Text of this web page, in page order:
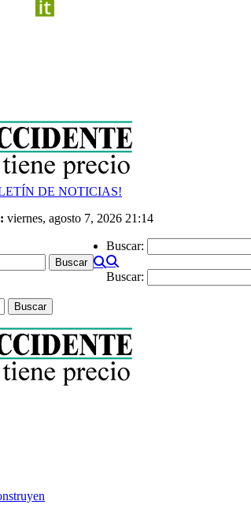
DE NOTICIAS!
viernes, agosto 7, 2026 21:14
Buscar:
Buscar: